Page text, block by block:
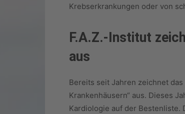
Krebserkrankungen oder von
F.A.Z.-Institut
aus
Bereits seit Jahren zeichnet
Krankenhäusern“ aus. Dieses
Kardiologie auf der Bestenliste.